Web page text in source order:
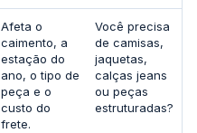
Afeta o
caimento, a
estação do
ano, o tipo de
peça e o
custo do
frete.
Você precisa
de camisas,
jaquetas,
calças jeans
ou peças
estruturadas?